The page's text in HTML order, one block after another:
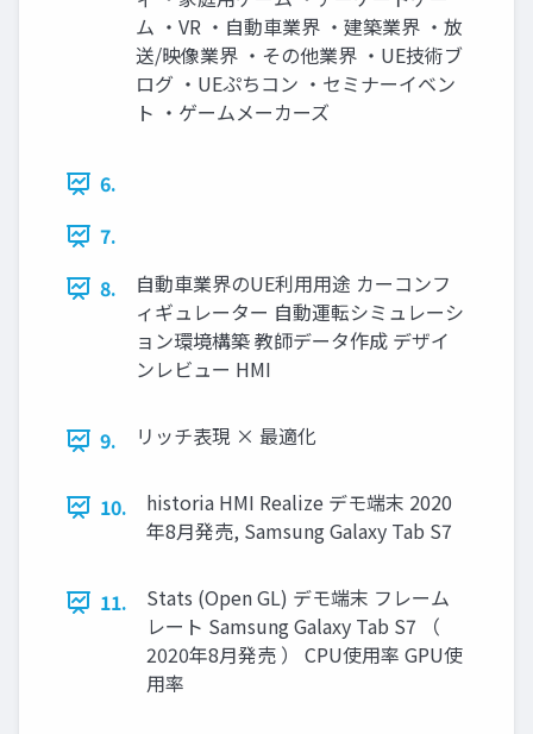
ム ・VR ・自動車業界 ・建築業界 ・放
送/映像業界 ・その他業界 ・UE技術ブ
ログ ・UEぷちコン ・セミナーイベン
ト ・ゲームメーカーズ
6.
7.
8.
自動車業界のUE利用用途 カーコンフ
ィギュレーター 自動運転シミュレーシ
ョン環境構築 教師データ作成 デザイ
ンレビュー HMI
9. リッチ表現 × 最適化
10.
historia HMI Realize デモ端末 2020
年8月発売, Samsung Galaxy Tab S7
11.
Stats (Open GL) デモ端末 フレーム
レート Samsung Galaxy Tab S7 （
2020年8月発売 ） CPU使用率 GPU使
用率